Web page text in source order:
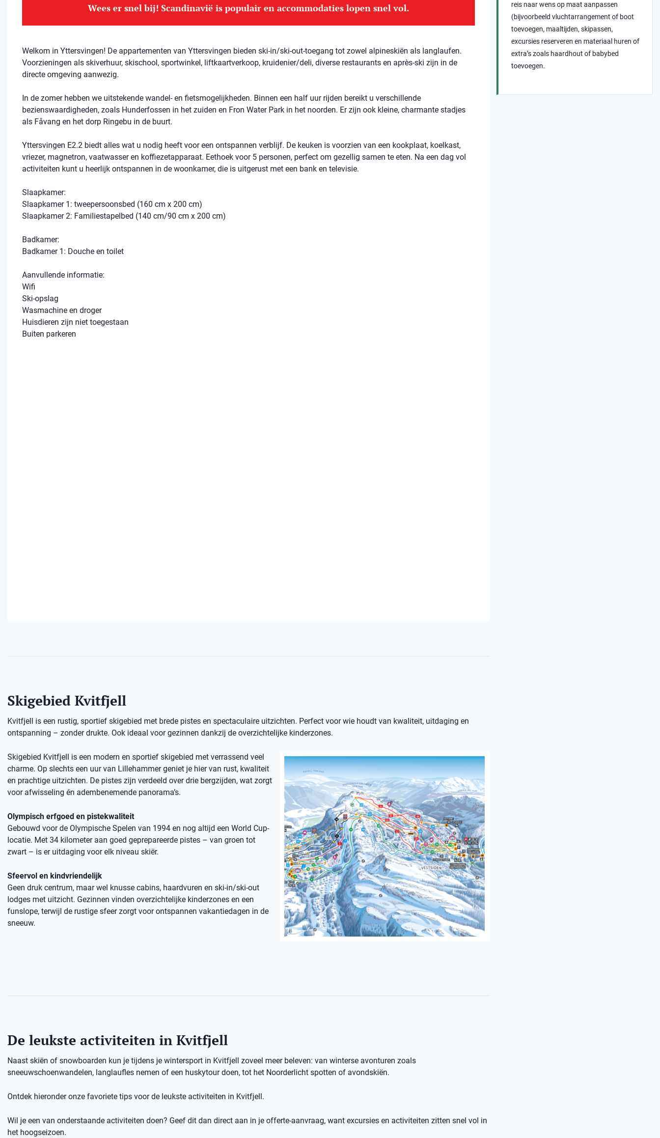
Wees er snel bij! Scandinavië is populair en accommodaties lopen snel vol.
Welkom in Yttersvingen! De appartementen van Yttersvingen bieden ski-in/ski-out-toegang tot zowel alpineskiën als langlaufen.
Voorzieningen als skiverhuur, skischool, sportwinkel, liftkaartverkoop, kruidenier/deli, diverse restaurants en après-ski zijn in de
directe omgeving aanwezig.
In de zomer hebben we uitstekende wandel- en fietsmogelijkheden. Binnen een half uur rijden bereikt u verschillende
bezienswaardigheden, zoals Hunderfossen in het zuiden en Fron Water Park in het noorden. Er zijn ook kleine, charmante stadjes
als Fåvang en het dorp Ringebu in de buurt.
Yttersvingen E2.2 biedt alles wat u nodig heeft voor een ontspannen verblijf. De keuken is voorzien van een kookplaat, koelkast,
vriezer, magnetron, vaatwasser en koffiezetapparaat. Eethoek voor 5 personen, perfect om gezellig samen te eten. Na een dag vol
activiteiten kunt u heerlijk ontspannen in de woonkamer, die is uitgerust met een bank en televisie.
Slaapkamer:
Slaapkamer 1: tweepersoonsbed (160 cm x 200 cm)
Slaapkamer 2: Familiestapelbed (140 cm/90 cm x 200 cm)
Badkamer:
Badkamer 1: Douche en toilet
Aanvullende informatie:
Wifi
Ski-opslag
Wasmachine en droger
Huisdieren zijn niet toegestaan
Buiten parkeren
Skigebied Kvitfjell
Kvitfjell is een rustig, sportief skigebied met brede pistes en spectaculaire uitzichten. Perfect voor wie houdt van kwaliteit, uitdaging en
ontspanning – zonder drukte. Ook ideaal voor gezinnen dankzij de overzichtelijke kinderzones.
Skigebied Kvitfjell is een modern en sportief skigebied met verrassend veel
charme. Op slechts een uur van Lillehammer geniet je hier van rust, kwaliteit
en prachtige uitzichten. De pistes zijn verdeeld over drie bergzijden, wat zorgt
voor afwisseling én adembenemende panorama’s.
Olympisch erfgoed en pistekwaliteit
Gebouwd voor de Olympische Spelen van 1994 en nog altijd een World Cup-
locatie. Met 34 kilometer aan goed geprepareerde pistes – van groen tot
zwart – is er uitdaging voor elk niveau skiër.
Sfeervol en kindvriendelijk
Geen druk centrum, maar wel knusse cabins, haardvuren en ski-in/ski-out
lodges met uitzicht. Gezinnen vinden overzichtelijke kinderzones en een
funslope, terwijl de rustige sfeer zorgt voor ontspannen vakantiedagen in de
sneeuw.
De leukste activiteiten in Kvitfjell
Naast skiën of snowboarden kun je tijdens je wintersport in Kvitfjell zoveel meer beleven: van winterse avonturen zoals
sneeuwschoenwandelen, langlaufles nemen of een huskytour doen, tot het Noorderlicht spotten of avondskiën.
Ontdek hieronder onze favoriete tips voor de leukste activiteiten in Kvitfjell.
Wil je een van onderstaande activiteiten doen? Geef dit dan direct aan in je offerte-aanvraag, want excursies en activiteiten zitten snel vol in
het hoogseizoen.
reis naar wens op maat aanpassen
(bijvoorbeeld vluchtarrangement of boot
toevoegen, maaltijden, skipassen,
excursies reserveren en materiaal huren of
extra’s zoals haardhout of babybed
toevoegen.